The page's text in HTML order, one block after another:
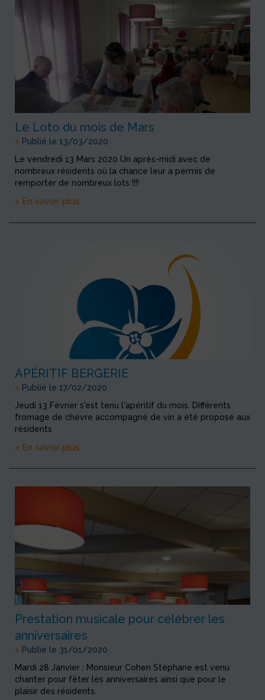
Le Loto du mois de Mars
> Publié le 13/03/2020
Le vendredi 13 Mars 2020 Un après-midi avec de
nombreux résidents où la chance leur a permis de
remporter de nombreux lots !!!!
> En savoir plus
APÉRITIF BERGERIE
> Publié le 17/02/2020
Jeudi 13 Février s'est tenu l'apéritif du mois. Différents
fromage de chèvre accompagné de vin a été proposé aux
résidents
> En savoir plus
Prestation musicale pour célébrer les
anniversaires
> Publié le 31/01/2020
Mardi 28 Janvier : Monsieur Cohen Stéphane est venu
chanter pour fêter les anniversaires ainsi que pour le
plaisir des résidents.